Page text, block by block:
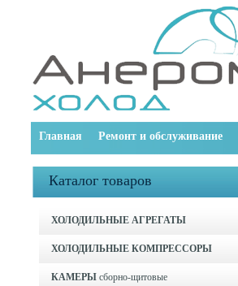
Главная Ремонт и обслуживание
Каталог товаров
ХОЛОДИЛЬНЫЕ АГРЕГАТЫ
ХОЛОДИЛЬНЫЕ КОМПРЕССОРЫ
КАМЕРЫ сборно-щитовые